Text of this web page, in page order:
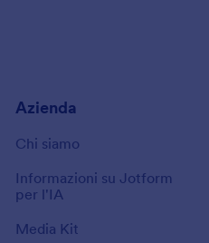
Azienda
Chi siamo
Informazioni su Jotform
per l'IA
Media Kit